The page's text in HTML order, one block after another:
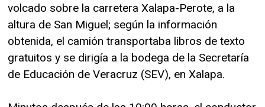
volcado sobre la carretera Xalapa-Perote, a la
altura de San Miguel; según la información
obtenida, el camión transportaba libros de texto
gratuitos y se dirigía a la bodega de la Secretaría
de Educación de Veracruz (SEV), en Xalapa.